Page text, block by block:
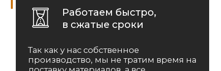
Яндекс Карты
Яндекс Карты — транспорт, навигация, поиск мест